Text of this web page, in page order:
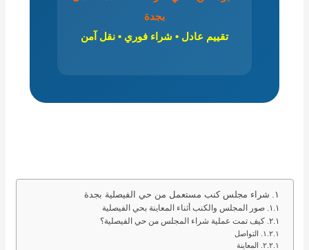
بجدة
تقييم عادل • شراء فوري • نقل آمن
شراء مجلس كنب مستعمل من حي الفيصلية بجدة
صور المجلس والكنب أثناء المعاينة بحي الفيصلية
كيف تمت عملية شراء المجلس من حي الفيصلية؟
التواصل
المعاينة